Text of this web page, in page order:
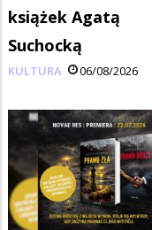
książek Agatą
Suchocką
KULTURA 06/08/2026